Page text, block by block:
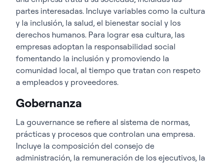
partes interesadas. Incluye variables como la cultura
y la inclusión, la salud, el bienestar social y los
derechos humanos. Para lograr esa cultura, las
empresas adoptan la responsabilidad social
fomentando la inclusión y promoviendo la
comunidad local, al tiempo que tratan con respeto
a empleados y proveedores.
Gobernanza
La gouvernance se refiere al sistema de normas,
prácticas y procesos que controlan una empresa.
Incluye la composición del consejo de
administración, la remuneración de los ejecutivos, la